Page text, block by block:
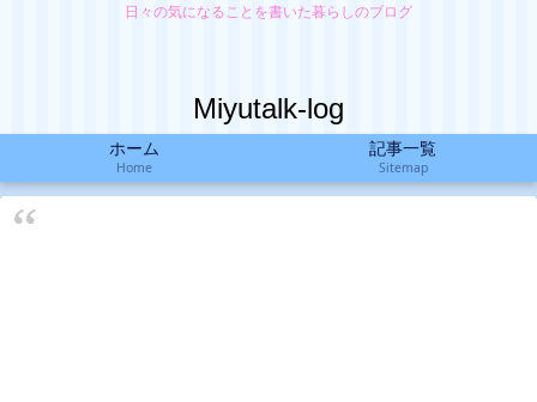
日々の気になることを書いた暮らしのブログ
Miyutalk-log
ホーム
Home
記事一覧
Sitemap